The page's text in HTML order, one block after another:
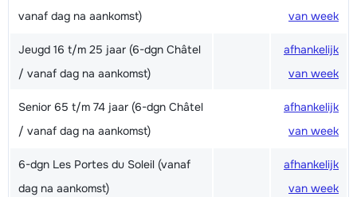
vanaf dag na aankomst)
van week
Jeugd 16 t/m 25 jaar (6-dgn Châtel
/ vanaf dag na aankomst)
afhankelijk
van week
Senior 65 t/m 74 jaar (6-dgn Châtel
/ vanaf dag na aankomst)
afhankelijk
van week
6-dgn Les Portes du Soleil (vanaf
dag na aankomst)
afhankelijk
van week